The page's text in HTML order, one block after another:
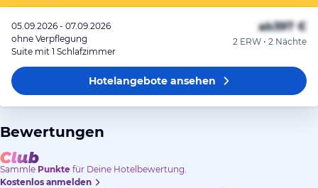
05.09.2026 - 07.09.2026
ohne Verpflegung
Suite mit 1 Schlafzimmer
ab397 €
2 ERW • 2 Nächte
Hotelangeboteansehen
Bewertungen
Sammle Punkte für Deine Hotelbewertung.
Kostenlos anmelden